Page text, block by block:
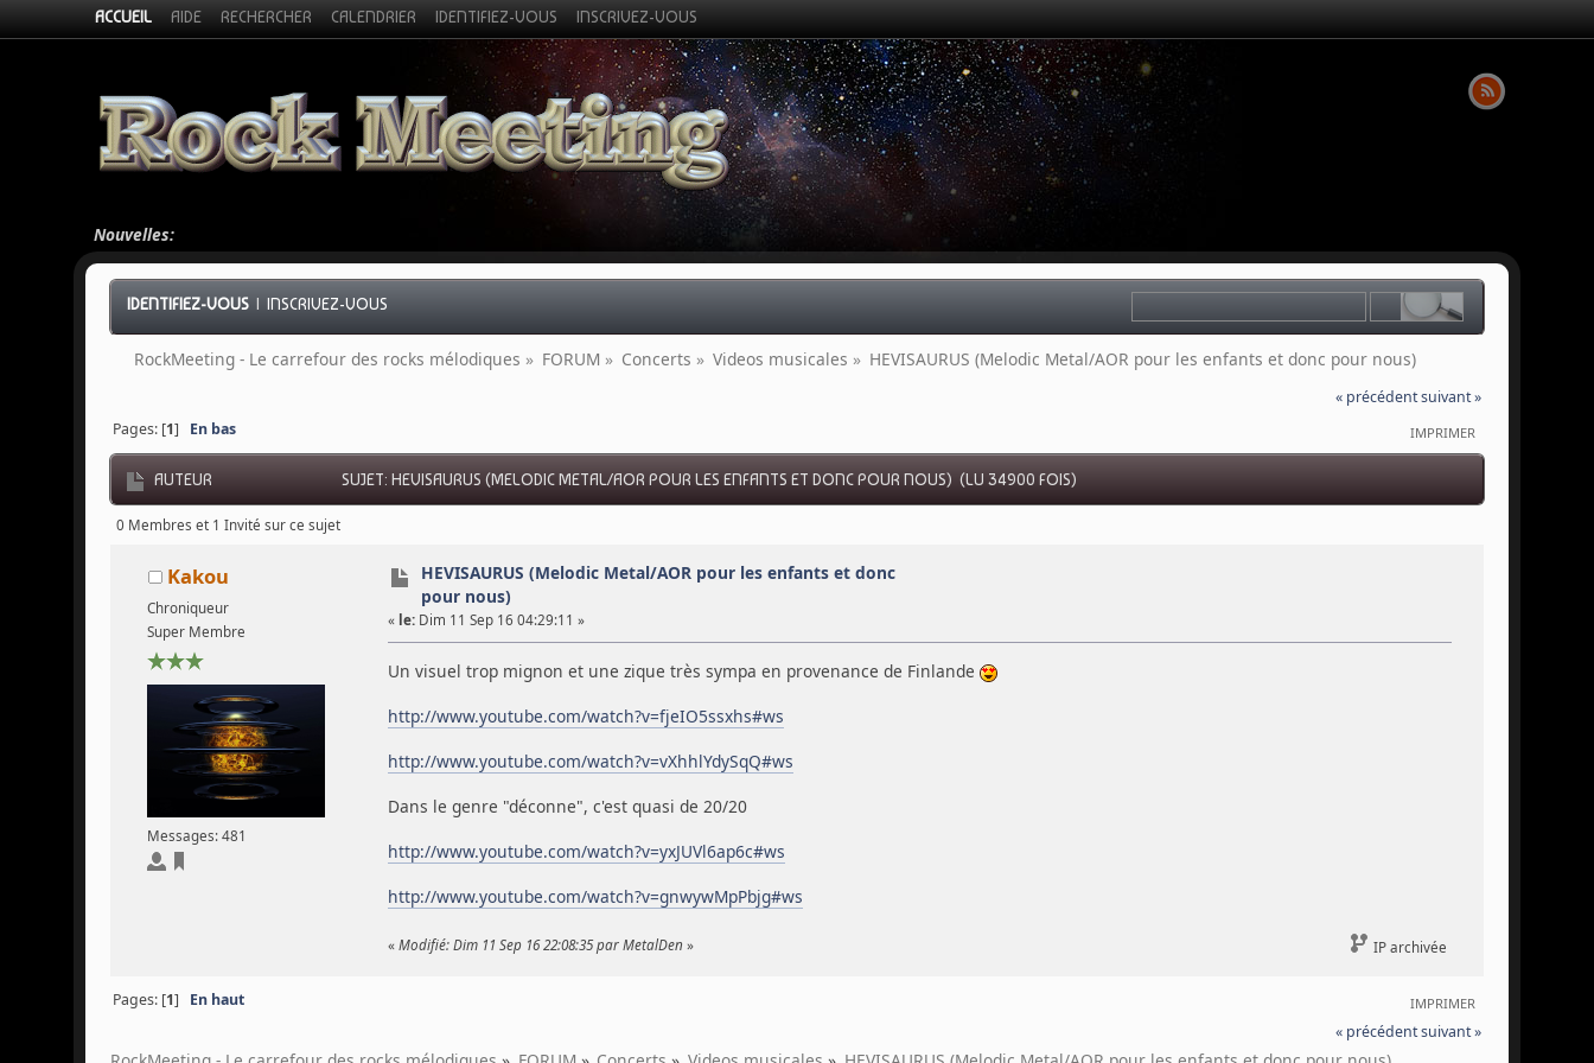
ACCUEIL AIDE RECHERCHER CALENDRIER IDENTIFIEZ-VOUS INSCRIVEZ-VOUS
Nouvelles:
IDENTIFIEZ-VOUS |INSCRIVEZ-VOUS
RockMeeting - Le carrefour des rocks mélodiques » FORUM » Concerts » Videos musicales » HEVISAURUS (Melodic Metal/AOR pour les enfants et donc pour nous)
« précédentsuivant »
IMPRIMER
Pages: [1] En bas
AUTEUR SUJET: HEVISAURUS (MELODIC METAL/AOR POUR LES ENFANTS ET DONC POUR NOUS) (LU 34900 FOIS)
0 Membres et 1 Invité sur ce sujet
Kakou
Chroniqueur
Super Membre
Messages: 481
HEVISAURUS (Melodic Metal/AOR pour les enfants et donc
pour nous)
« le:Dim 11 Sep 16 04:29:11 »
Un visuel trop mignon et une zique très sympa en provenance de Finlande
http://www.youtube.com/watch?v=fjeIO5ssxhs#ws
http://www.youtube.com/watch?v=vXhhlYdySqQ#ws
Dans le genre "déconne", c'est quasi de 20/20
http://www.youtube.com/watch?v=yxJUVl6ap6c#ws
http://www.youtube.com/watch?v=gnwywMpPbjg#ws
« Modifié: Dim 11 Sep 16 22:08:35 par MetalDen » IP archivée
IMPRIMER
Pages: [1] En haut
« précédentsuivant »